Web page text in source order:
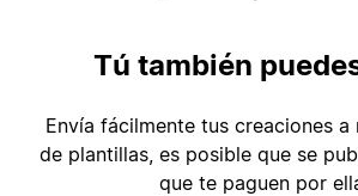
Tú también
Envía fácilmente tus creaciones a
de plantillas, es posible que se
que te paguen por